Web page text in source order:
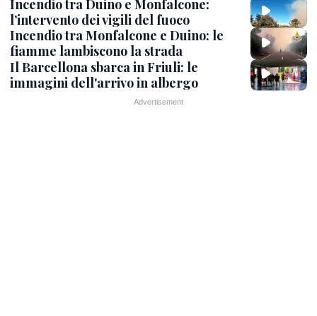
Incendio tra Duino e Monfalcone:
l’intervento dei vigili del fuoco
Incendio tra Monfalcone e Duino: le
fiamme lambiscono la strada
Il Barcellona sbarca in Friuli: le
immagini dell'arrivo in albergo